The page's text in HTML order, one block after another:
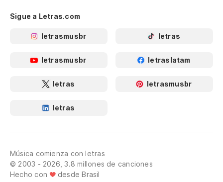
Sigue a Letras.com
letrasmusbr letras
letrasmusbr letraslatam
letras letrasmusbr
letras
Música comienza con letras
© 2003 - 2026, 3.8 millones de canciones
Hecho con
desde Brasil